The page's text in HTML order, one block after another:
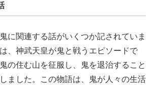
に関連する話がいくつか記されていま
、神武天皇が鬼と戦うエピソードで
の住む山を征服し、鬼を退治すること
ました。この物語は、鬼が人々の生活